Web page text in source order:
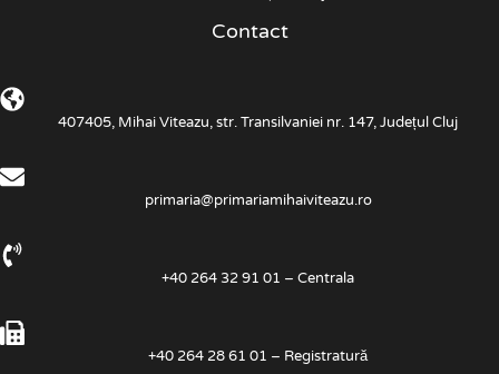
Contact
407405, Mihai Viteazu, str. Transilvaniei nr. 147, Județul Cluj
primaria@primariamihaiviteazu.ro
+40 264 32 91 01 – Centrala
+40 264 28 61 01 – Registratură